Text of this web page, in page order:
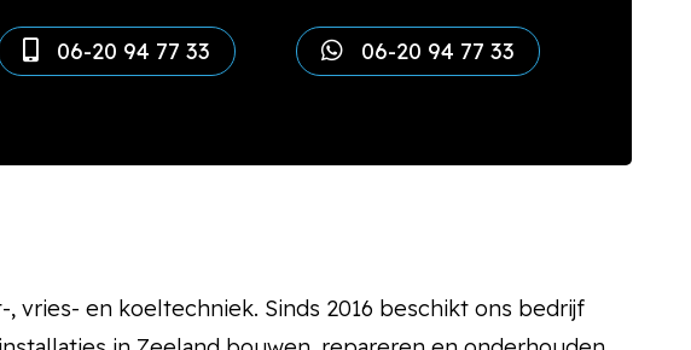
06-20 94 77 33 06-20 94 77 33
vries- en koeltechniek. Sinds 2016 beschikt ons bedrijf